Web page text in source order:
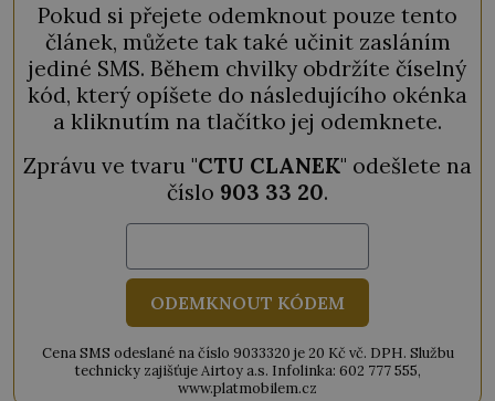
Pokud si přejete odemknout pouze tento
článek, můžete tak také učinit zasláním
jediné SMS. Během chvilky obdržíte číselný
kód, který opíšete do následujícího okénka
a kliknutím na tlačítko jej odemknete.
Zprávu ve tvaru "CTU CLANEK" odešlete na
číslo 903 33 20.
ODEMKNOUT KÓDEM
Cena SMS odeslané na číslo 9033320 je 20 Kč vč. DPH. Službu
technicky zajišťuje Airtoy a.s. Infolinka: 602 777 555,
www.platmobilem.cz